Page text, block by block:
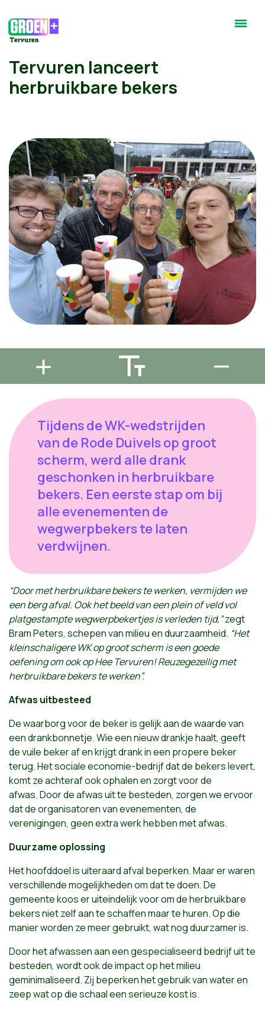
Tervuren lanceert
herbruikbare bekers
Tijdens de WK-wedstrijden
van de Rode Duivels op groot
scherm, werd alle drank
geschonken in herbruikbare
bekers. Een eerste stap om bij
alle evenementen de
wegwerpbekers te laten
verdwijnen.
“Door met herbruikbare bekers te werken, vermijden we
een berg afval. Ook het beeld van een plein of veld vol
platgestampte wegwerpbekertjes is verleden tijd,”zegt
Bram Peters, schepen van milieu en duurzaamheid. “Het
kleinschaligere WK op groot scherm is een goede
oefening om ook op Hee Tervuren! Reuzegezellig met
herbruikbare bekers te werken”.
Afwas uitbesteed
De waarborg voor de beker is gelijk aan de waarde van
een drankbonnetje. Wie een nieuw drankje haalt, geeft
de vuile beker af en krijgt drank in een propere beker
terug. Het sociale economie-bedrijf dat de bekers levert,
komt ze achteraf ook ophalen en zorgt voor de
afwas. Door de afwas uit te besteden, zorgen we ervoor
dat de organisatoren van evenementen, de
verenigingen, geen extra werk hebben met afwas.
Duurzame oplossing
Het hoofddoel is uiteraard afval beperken. Maar er waren
verschillende mogelijkheden om dat te doen. De
gemeente koos er uiteindelijk voor om de herbruikbare
bekers niet zelf aan te schaffen maar te huren. Op die
manier worden ze meer gebruikt, wat nog duurzamer is.
Door het afwassen aan een gespecialiseerd bedrijf uit te
besteden, wordt ook de impact op het milieu
geminimaliseerd. Zij beperken het gebruik van water en
zeep wat op die schaal een serieuze kost is.